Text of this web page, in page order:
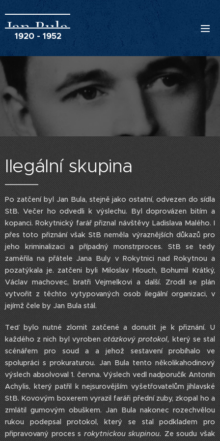
Jan Bula
1920 - 1952
Ilegální skupina
Po zatčení byl Jan Bula, stejně jako ostatní, odvezen do sídla
StB. Večer ho odvedli k výslechu. Byl doprovázen bitím a
kopanci. Rokytnický farář přiznal návštěvy Ladislava Malého. I
přes toto přiznání však StB neměla výraznějších důkazů pro
jeho kriminalizaci a případný monstrproces. StB se tedy
zaměřila na přátele Jana Buly v Rokytnici nad Rokytnou a
pozatýkala je. zatčeni byli Miloslav Hlouch, Bohumil Krátký,
Václav machovec, bratři Vejmelkovi a další. Zrodil se plán
vytvořit z těchto vytypovaných osob ilegální organizaci, v
jejímž čele by Jan Bula stál.
Teď bylo nutné zlomit zatčené a donutit je k přiznání. U
každého z nich byl vyrobenotázkový protokol, který se stal
scénářem pro soud a a jehož sestavení probíhalo ve
spolupráci s prokuraturou. Jan Bula tento několikahodinový
výslech absolvoval 1. června. Výslech vedl nadporučík Antonín
Achylis, který patřil k nejsurovějším vyšetřovatelům jihlavské
StB. Kovovým boxerem vyrazil faráři přední zuby, zkopal ho a
zmlátil gumovým obuškem. Jan Bula nakonec rozechvělou
rukou podepsal protokol, který se stal podkladem pro
připravovaný proces s rokytnickou skupinou. Ze soudu však